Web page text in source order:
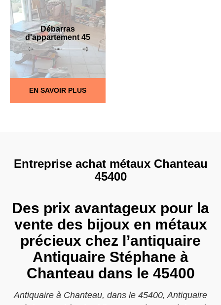
Débarras
d'appartement 45
EN SAVOIR PLUS
Entreprise achat métaux Chanteau
45400
Des prix avantageux pour la
vente des bijoux en métaux
précieux chez l’antiquaire
Antiquaire Stéphane à
Chanteau dans le 45400
Antiquaire à Chanteau, dans le 45400, Antiquaire